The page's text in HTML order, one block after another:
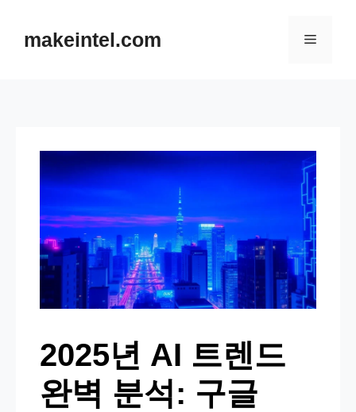
makeintel.com 메뉴
2025년 AI 트렌드
완벽 분석: 구글